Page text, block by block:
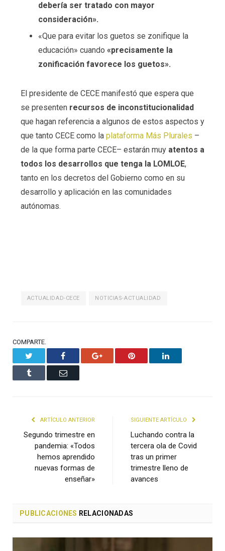
debería ser tratado con mayor
consideración».
«Que para evitar los guetos se zonifique la
educación» cuando «precisamente la
zonificación favorece los guetos».
El presidente de CECE manifestó que espera que
se presenten recursos de inconstitucionalidad
que hagan referencia a algunos de estos aspectos y
que tanto CECE como la plataforma Más Plurales –
de la que forma parte CECE– estarán muyatentos a
todos los desarrollos que tenga la LOMLOE,
tanto en los decretos del Gobierno como en su
desarrollo y aplicación en las comunidades
autónomas.
ACTUALIDAD-CECE NOTICIAS-ACTUALIDAD
COMPARTE.
Facebook Google+ Pinterest LinkedIn
Tumblr Email
ARTÍCULO ANTERIOR
Segundo trimestre en
pandemia: «Todos
hemos aprendido
nuevas formas de
enseñar»
SIGUIENTE ARTÍCULO
Luchando contra la
tercera ola de Covid
tras un primer
trimestre lleno de
avances
PUBLICACIONES RELACIONADAS